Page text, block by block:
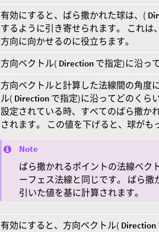
有効にすると、ばら撒かれた球は、(
するように引き寄せられます。 これ
方向に向かせるのに役立ちます。
方向ベクトル( Direction で指定)に沿っ
方向ベクトルと計算した法線間の角度
ル( Direction で指定)に沿ってどのくら
設定されている時、すべてのばら撒か
されます。 この値を下げると、球がも
Note
ばら撒かれるポイントの法線ベク
ーフェス法線と同じです。 ばら
引いた値を基に計算されます。
有効にすると、方向ベクトル( Direction